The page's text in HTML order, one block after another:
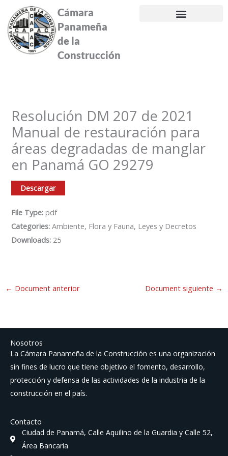
contenido
Cámara
Panameña
de la
Construcción
Resolución DM 207 de 2021
Manual de restauración para
áreas degradadas de manglar
en Panamá GO 29279
Descargar
File Type:pdf
Categories:Ambiente, Flora y Fauna, Leyes y Decretos
Downloads: 25
← Document anterior Document siguiente →
Nosotros
La Cámara Panameña de la Construcción es una organización
sin fines de lucro que tiene objetivo el fomento, desarrollo,
protección y defensa de las actividades de la industria de la
construcción en el país.
Contacto
Ciudad de Panamá, Calle Aquilino de la Guardia y Calle 52,
Área Bancaria